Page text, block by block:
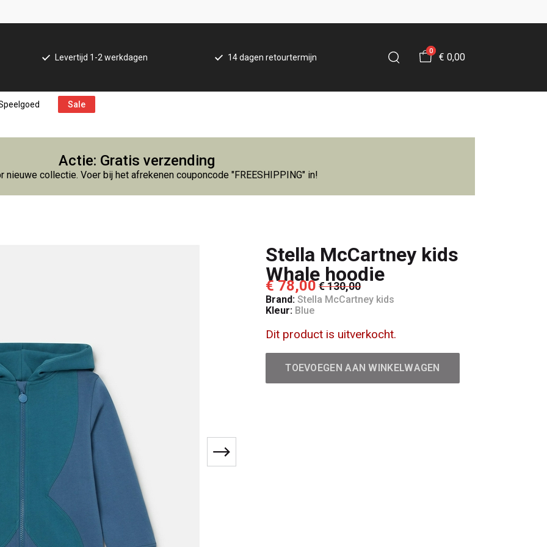
Levertijd 1-2 werkdagen 14 dagen retourtermijn
0
€ 0,00
Sale
Actie: Gratis verzending
nieuwe collectie. Voer bij het afrekenen couponcode "FREESHIPPING" in!
Stella McCartney kids
Whale hoodie
€ 78,00€ 130,00
Brand: Stella McCartney kids
Kleur: Blue
Dit product is uitverkocht.
TOEVOEGEN AAN WINKELWAGEN